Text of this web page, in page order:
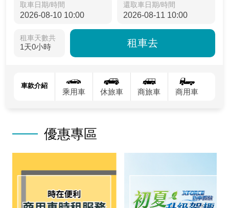
取車日期/時間 還取車日期/時間
租車天數共
1天0小時 租車去
車款介紹
乘用車 休旅車 商旅車 商用車
優惠專區